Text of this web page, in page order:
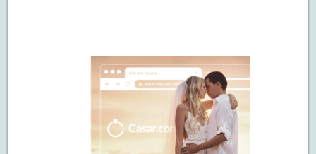
SIDEBAR